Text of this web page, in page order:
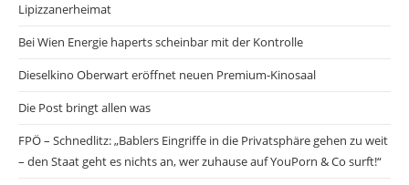
Lipizzanerheimat
Bei Wien Energie haperts scheinbar mit der Kontrolle
Dieselkino Oberwart eröffnet neuen Premium-Kinosaal
Die Post bringt allen was
FPÖ – Schnedlitz: „Bablers Eingriffe in die Privatsphäre gehen zu weit
– den Staat geht es nichts an, wer zuhause auf YouPorn & Co surft!“